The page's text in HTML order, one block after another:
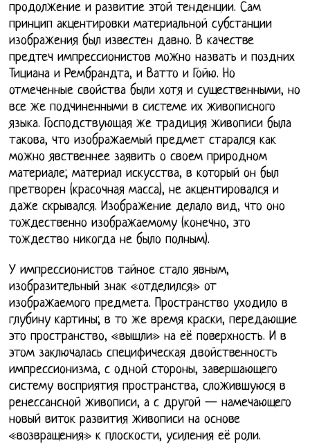
продолжение и развитие этой тенденции. Сам
принцип акцентировки материальной субстанции
изображения был известен давно. В качестве
предтеч импрессионистов можно назвать и поздних
Тициана и Рембрандта, и Ватто и Гойю. Но
отмеченные свойства были хотя и существенными, но
все же подчиненными в системе их живописного
языка. Господствующая же традиция живописи была
такова, что изображаемый предмет старался как
можно явственнее заявить о своем природном
материале; материал искусства, в который он был
претворен (красочная масса), не акцентировался и
даже скрывался. Изображение делало вид, что оно
тождественно изображаемому (конечно, это
тождество никогда не было полным).
У импрессионистов тайное стало явным,
изобразительный знак «отделился» от
изображаемого предмета. Пространство уходило в
глубину картины; в то же время краски, передающие
это пространство, «вышли» на её поверхность. И в
этом заключалась специфическая двойственность
импрессионизма, с одной стороны, завершающего
систему восприятия пространства, сложившуюся в
ренессансной живописи, а с другой — намечающего
новый виток развития живописи на основе
«возвращения» к плоскости, усиления её роли.